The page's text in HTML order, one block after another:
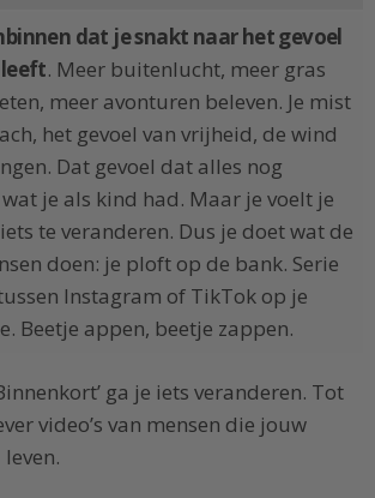
dat je snakt naar het gevoel
. Meer buitenlucht, meer gras
meer avonturen beleven. Je mist
het gevoel van vrijheid, de wind
Dat gevoel dat alles nog
je als kind had. Maar je voelt je
te veranderen. Dus je doet wat de
doen: je ploft op de bank. Serie
Instagram of TikTok op je
Beetje appen, beetje zappen.
ga je iets veranderen. Tot
video’s van mensen die jouw